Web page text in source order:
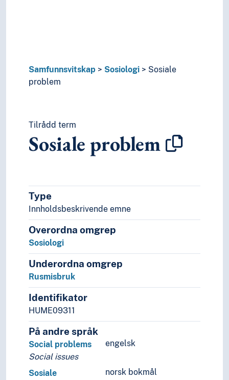
Samfunnsvitskap Sosiologi
Sosiale
problem
Tilrådd term
Sosiale problem
Type
Innholdsbeskrivende emne
Overordna omgrep
Sosiologi
Underordna omgrep
Rusmisbruk
Identifikator
HUME09311
På andre språk
engelsk
Social problems
Social issues
norsk bokmål
Sosiale